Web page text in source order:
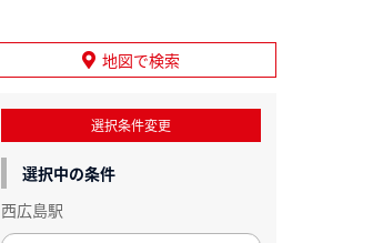
地図で検索
選択条件変更
選択中の条件
西広島駅